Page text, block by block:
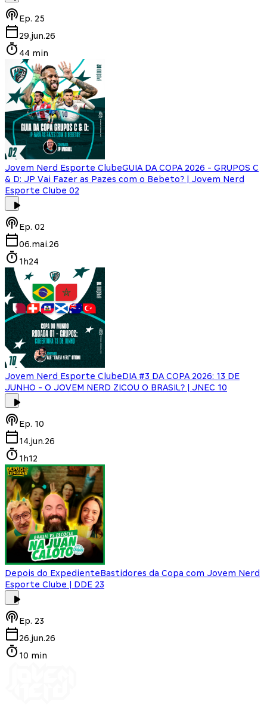
Ep. 25
29.jun.26
44 min
Jovem Nerd Esporte ClubeGUIA DA COPA 2026 - GRUPOS C
& D: JP Vai Fazer as Pazes com o Bebeto? | Jovem Nerd
Esporte Clube 02
Ep. 02
06.mai.26
1h24
Jovem Nerd Esporte ClubeDIA #3 DA COPA 2026: 13 DE
JUNHO - O JOVEM NERD ZICOU O BRASIL? | JNEC 10
Ep. 10
14.jun.26
1h12
Depois do ExpedienteBastidores da Copa com Jovem Nerd
Esporte Clube | DDE 23
Ep. 23
26.jun.26
10 min